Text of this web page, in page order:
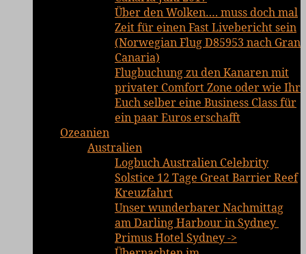
Über den Wolken…. muss doch mal
Zeit für einen Fast Livebericht sein
(Norwegian Flug D85953 nach Gran
Canaria)
Flugbuchung zu den Kanaren mit
privater Comfort Zone oder wie Ihr
Euch selber eine Business Class für
ein paar Euros erschafft
Ozeanien
Australien
Logbuch Australien Celebrity
Solstice 12 Tage Great Barrier Reef
Kreuzfahrt
Unser wunderbarer Nachmittag
am Darling Harbour in Sydney
Primus Hotel Sydney ->